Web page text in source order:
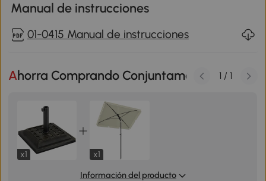
Manual de instrucciones
01-0415 Manual de instrucciones
Ahorra Comprando Conjuntamente
x1
x1
Información del producto
1 / 1